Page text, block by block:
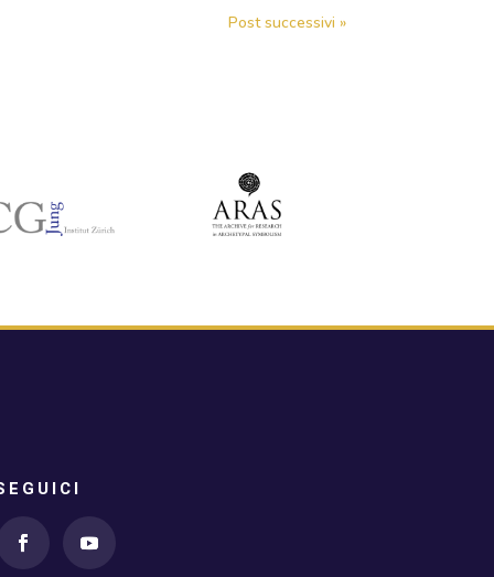
Post successivi »